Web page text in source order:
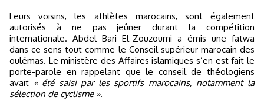
Leurs voisins, les athlètes marocains, sont également
autorisés à ne pas jeûner durant la compétition
internationale. Abdel Bari El-Zouzoumi a émis une fatwa
dans ce sens tout comme le Conseil supérieur marocain des
oulémas. Le ministère des Affaires islamiques s’en est fait le
porte-parole en rappelant que le conseil de théologiens
avait « été saisi par les sportifs marocains, notamment la
sélection de cyclisme ».